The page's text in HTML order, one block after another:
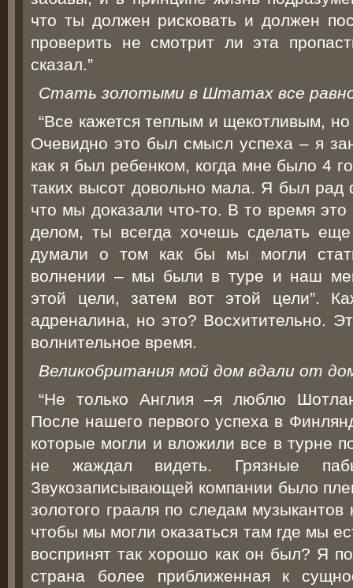
что ты должен рисковать и должен
проверить не смотрит ли эта
сказал.”
Стать золотыми в Штатах все
“Все кажется теплым и щекотливым, но
Очевидно это был смысл успеха – я
как я был ребенком, когда мне было 4
таких высот довольно мала. Я был рад
что мы доказали что-то. В то время
делом, ты всегда хочешь сделать
думали о том как бы мы могли
волнении – мы были в туре и наш
этой цели, затем вот этой цели”.
адреналина, но это? Восхитительно.
волнительное время.
Великобритания мой дом вдали от
“Не только Англия –я люблю
После нашего первого успеха в
которые могли и вложили все в турне
не жаждал видеть. Грязные
Звукозаписывающей компании было
золотого грааля по следам
чтобы мы могли оказаться там где мы
воспринят так хорошо как он был? Я
страна более приближенная к